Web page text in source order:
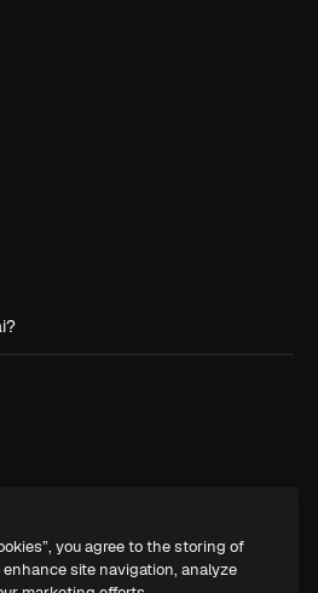
you agree to the storing of
site navigation, analyze